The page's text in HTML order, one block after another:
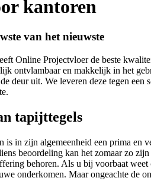
kantoren
van het nieuwste
Online Projectvloer de beste
ontvlambaar en makkelijk in het
deur uit. We leveren deze tegen
tapijttegels
is in zijn algemeenheid een prima en
beoordeling kan het zomaar zo
behoren. Als u bij voorbaat
onderkomen. Maar ongeachte de